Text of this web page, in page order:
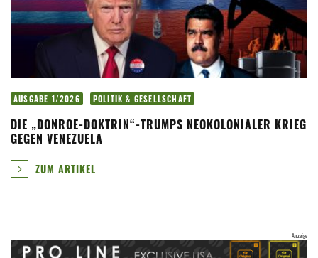
AUSGABE 1/2026 POLITIK & GESELLSCHAFT
DIE „DONROE-DOKTRIN“-TRUMPS NEOKOLONIALER KRIEG
GEGEN VENEZUELA
ZUM ARTIKEL